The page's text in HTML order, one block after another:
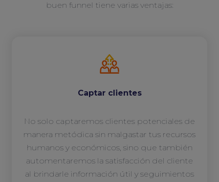
Captar clientes
No solo captaremos clientes potenciales de
manera metódica sin malgastar tus recursos
humanos y económicos, sino que también
automentaremos la satisfacción del cliente
al brindarle información útil y seguimientos
buen funnel tiene varias ventajas: